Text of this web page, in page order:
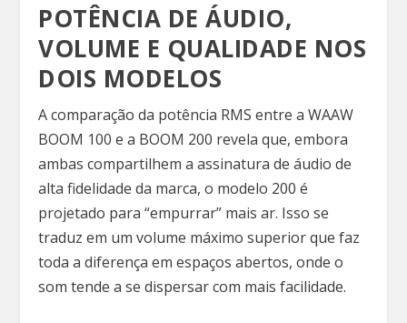
POTÊNCIA DE ÁUDIO,
VOLUME E QUALIDADE NOS
DOIS MODELOS
A comparação da potência RMS entre a WAAW
BOOM 100 e a BOOM 200 revela que, embora
ambas compartilhem a assinatura de áudio de
alta fidelidade da marca, o modelo 200 é
projetado para “empurrar” mais ar. Isso se
traduz em um volume máximo superior que faz
toda a diferença em espaços abertos, onde o
som tende a se dispersar com mais facilidade.